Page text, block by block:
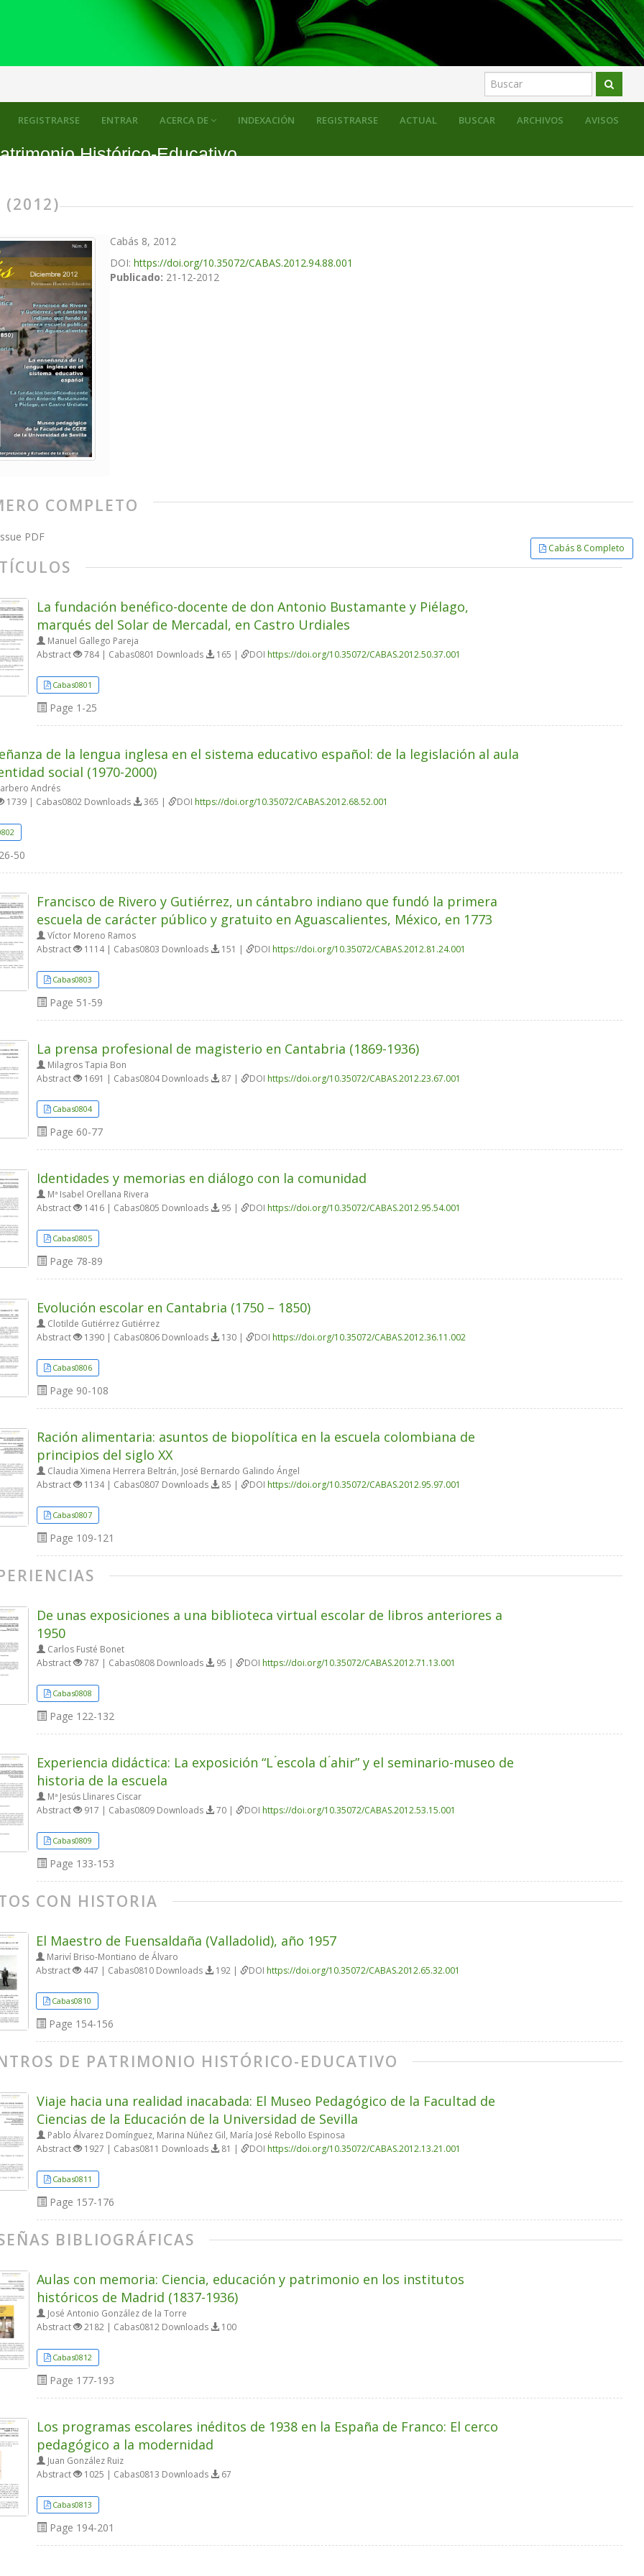
ACERCA DE INDEXACIÓN REGISTRARSE ACTUAL BUSCAR ARCHIVOS AVISOS
REGISTRARSE ENTRAR
Histórico-Educativo
(2012)
Cabás 8, 2012
DOI: https://doi.org/10.35072/CABAS.2012.94.88.001
Publicado: 21-12-2012
COMPLETO
PDF
Cabás 8 Completo
La fundación benéfico-docente de don Antonio Bustamante y Piélago,
marqués del Solar de Mercadal, en Castro Urdiales
Manuel Gallego Pareja
Abstract
784 | Cabas0801 Downloads 165 | DOI https://doi.org/10.35072/CABAS.2012.50.37.001
Cabas0801
Page 1-25
de la lengua inglesa en el sistema educativo español: de la legislación al aula
social (1970-2000)
Andrés
1739 | Cabas0802 Downloads
365 | DOI https://doi.org/10.35072/CABAS.2012.68.52.001
50
Francisco de Rivero y Gutiérrez, un cántabro indiano que fundó la primera
escuela de carácter público y gratuito en Aguascalientes, México, en 1773
Víctor Moreno Ramos
Abstract
1114 | Cabas0803 Downloads 151 | DOI https://doi.org/10.35072/CABAS.2012.81.24.001
Cabas0803
Page 51-59
La prensa profesional de magisterio en Cantabria (1869-1936)
Milagros Tapia Bon
Abstract
1691 | Cabas0804 Downloads 87 | DOI https://doi.org/10.35072/CABAS.2012.23.67.001
Cabas0804
Page 60-77
Identidades y memorias en diálogo con la comunidad
Mª Isabel Orellana Rivera
Abstract
1416 | Cabas0805 Downloads 95 | DOI https://doi.org/10.35072/CABAS.2012.95.54.001
Cabas0805
Page 78-89
Evolución escolar en Cantabria (1750 – 1850)
Clotilde Gutiérrez Gutiérrez
Abstract
1390 | Cabas0806 Downloads 130 | DOI https://doi.org/10.35072/CABAS.2012.36.11.002
Cabas0806
Page 90-108
Ración alimentaria: asuntos de biopolítica en la escuela colombiana de
principios del siglo XX
Claudia Ximena Herrera Beltrán, José Bernardo Galindo Ángel
Abstract
1134 | Cabas0807 Downloads 85 | DOI https://doi.org/10.35072/CABAS.2012.95.97.001
Cabas0807
Page 109-121
De unas exposiciones a una biblioteca virtual escolar de libros anteriores a
1950
Carlos Fusté Bonet
Abstract
787 | Cabas0808 Downloads 95 | DOI https://doi.org/10.35072/CABAS.2012.71.13.001
Cabas0808
Page 122-132
Experiencia didáctica: La exposición “L ́escola d ́ahir” y el seminario-museo de
historia de la escuela
Mª Jesús Llinares Ciscar
Abstract
917 | Cabas0809 Downloads 70 | DOI https://doi.org/10.35072/CABAS.2012.53.15.001
Cabas0809
Page 133-153
CON HISTORIA
El Maestro de Fuensaldaña (Valladolid), año 1957
Mariví Briso-Montiano de Álvaro
Abstract
447 | Cabas0810 Downloads 192 | DOI https://doi.org/10.35072/CABAS.2012.65.32.001
Cabas0810
Page 154-156
DE PATRIMONIO HISTÓRICO-EDUCATIVO
Viaje hacia una realidad inacabada: El Museo Pedagógico de la Facultad de
Ciencias de la Educación de la Universidad de Sevilla
Pablo Álvarez Domínguez, Marina Núñez Gil, María José Rebollo Espinosa
Abstract
1927 | Cabas0811 Downloads 81 | DOI https://doi.org/10.35072/CABAS.2012.13.21.001
Cabas0811
Page 157-176
BIBLIOGRÁFICAS
Aulas con memoria: Ciencia, educación y patrimonio en los institutos
históricos de Madrid (1837-1936)
José Antonio González de la Torre
Abstract
2182 | Cabas0812 Downloads 100
Cabas0812
Page 177-193
Los programas escolares inéditos de 1938 en la España de Franco: El cerco
pedagógico a la modernidad
Juan González Ruiz
Abstract
1025 | Cabas0813 Downloads 67
Cabas0813
Page 194-201